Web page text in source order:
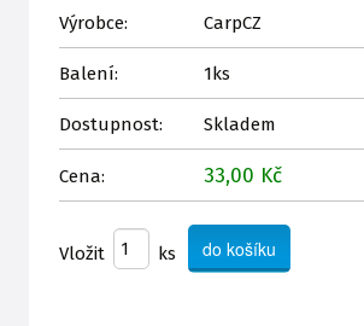
Výrobce: CarpCZ
Balení: 1ks
Dostupnost: Skladem
Cena: 33,00 Kč
Vložit ks